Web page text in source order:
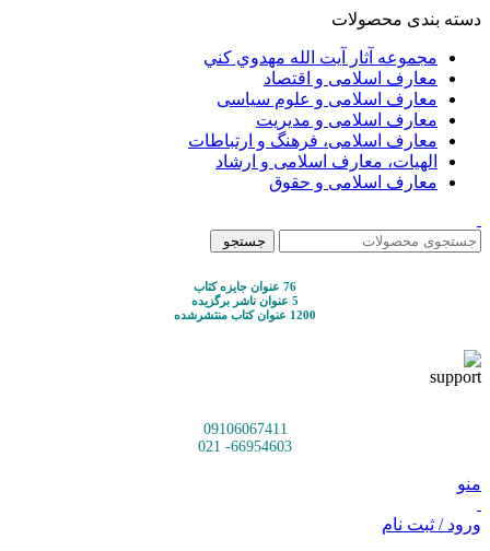
دسته بندی محصولات
مجموعه آثار آيت الله مهدوي كني
معارف اسلامی و اقتصاد
معارف اسلامی و علوم سیاسی
معارف اسلامی و مدیریت
معارف اسلامی، فرهنگ و ارتباطات
الهیات، معارف اسلامی و ارشاد
معارف اسلامی و حقوق
جستجو
76 عنوان جایزه کتاب
5 عنوان ناشر برگزیده
1200 عنوان کتاب منتشرشده
09106067411
66954603- 021
منو
ورود / ثبت نام